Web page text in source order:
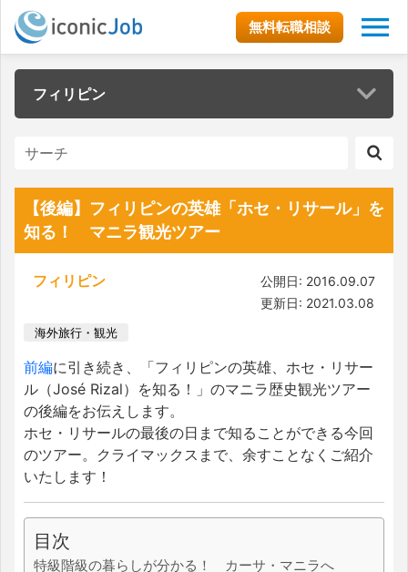
無料転職相談
フィリピン
【後編】フィリピンの英雄「ホセ・リサール」を
知る！ マニラ観光ツアー
フィリピン
公開日: 2016.09.07
更新日: 2021.03.08
海外旅行・観光
前編に引き続き、「フィリピンの英雄、ホセ・リサー
ル（José Rizal）を知る！」のマニラ歴史観光ツアー
の後編をお伝えします。
ホセ・リサールの最後の日まで知ることができる今回
のツアー。クライマックスまで、余すことなくご紹介
いたします！
目次
特級階級の暮らしが分かる！ カーサ・マニラへ